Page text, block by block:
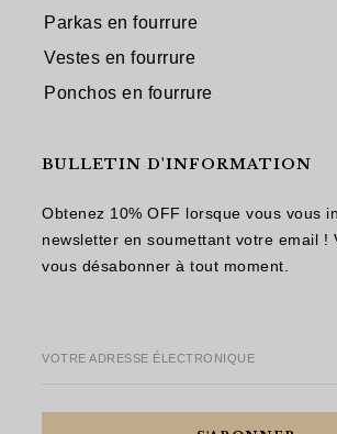
Parkas en fourrure
Vestes en fourrure
Ponchos en fourrure
BULLETIN D'INFORMATION
Obtenez 10% OFF lorsque vous vous
newsletter en soumettant votre email !
vous désabonner à tout moment.
VOTRE ADRESSE ÉLECTRONIQUE